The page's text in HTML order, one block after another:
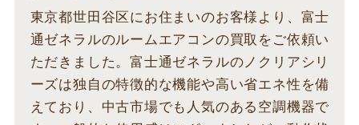
東京都世田谷区にお住まいのお客様より、富士
通ゼネラルのルームエアコンの買取をご依頼い
ただきました。富士通ゼネラルのノクリアシリ
ーズは独自の特徴的な機能や高い省エネ性を備
えており、中古市場でも人気のある空調機器で